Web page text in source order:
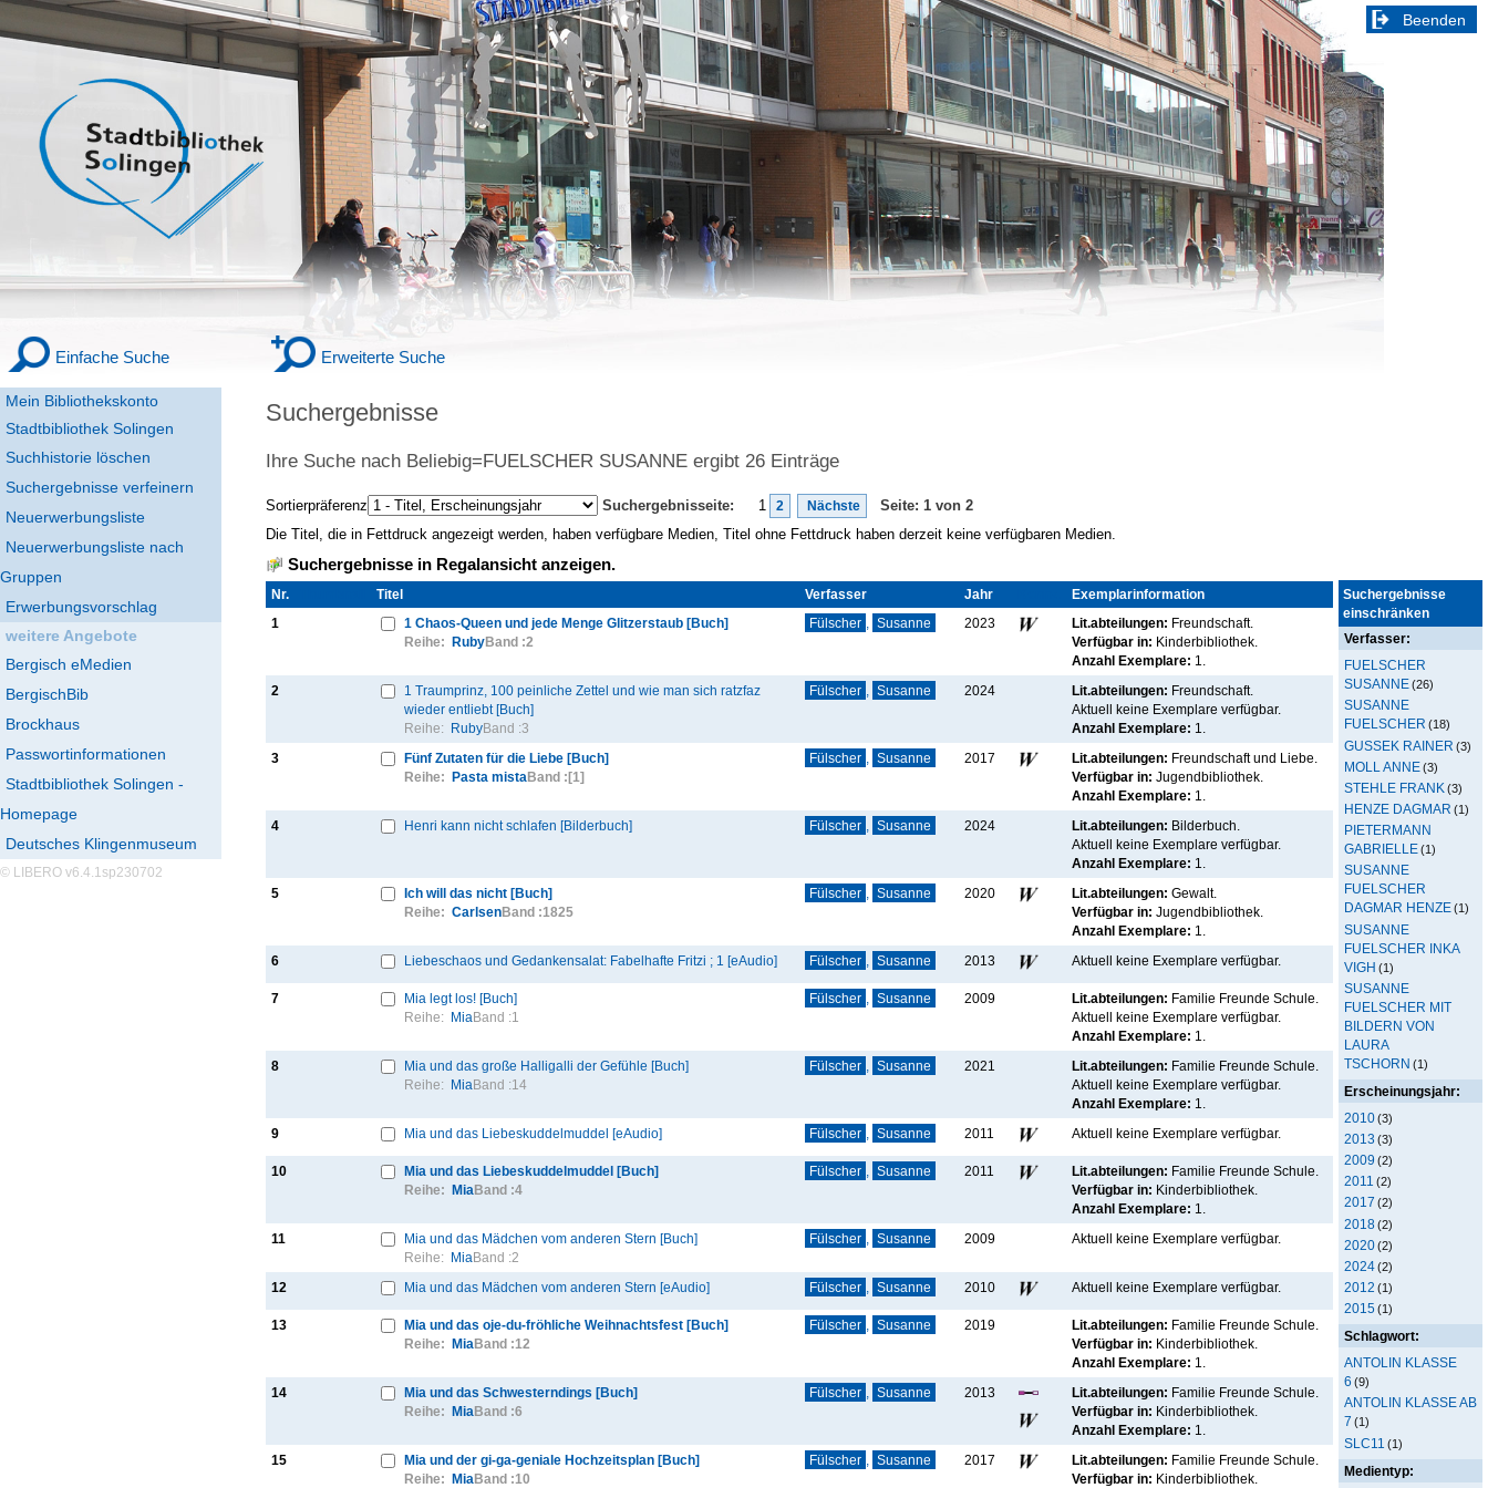
Mein Bibliothekskonto
Stadtbibliothek Solingen
Einfache Suche Erweiterte Suche
Suchhistorie löschen
Suchergebnisse verfeinern
Beenden
Neuerwerbungsliste
Neuerwerbungsliste nach
Gruppen
Erwerbungsvorschlag
weitere Angebote
Bergisch eMedien
BergischBib
Brockhaus
Passwortinformationen
Stadtbibliothek Solingen -
Homepage
Deutsches Klingenmuseum
© LIBERO v6.4.1sp230702
Suchergebnisse
Ihre Suche nach Beliebig=FUELSCHER SUSANNE ergibt 26 Einträge
Sortierpräferenz Suchergebnisseite: 1 2 Nächste
Seite: 1 von 2
Die Titel, die in Fettdruck angezeigt werden, haben verfügbare Medien, Titel ohne Fettdruck haben derzeit keine verfügbaren Medien.
Suchergebnisse
einschränken
Verfasser:
FUELSCHER
SUSANNE(26)
SUSANNE
FUELSCHER (18)
GUSSEK RAINER (3)
MOLL ANNE(3)
STEHLE FRANK (3)
HENZE DAGMAR (1)
PIETERMANN
GABRIELLE(1)
SUSANNE
FUELSCHER
DAGMAR HENZE(1)
SUSANNE
FUELSCHER INKA
VIGH (1)
SUSANNE
FUELSCHER MIT
BILDERN VON
LAURA
TSCHORN (1)
Erscheinungsjahr:
2010(3)
2013 (3)
2009 (2)
2011 (2)
2017 (2)
2018(2)
2020(2)
2024(2)
2012 (1)
2015(1)
Schlagwort:
ANTOLIN KLASSE
6 (9)
ANTOLIN KLASSE AB
7 (1)
SLC11 (1)
Medientyp:
Suchergebnisse in Regalansicht anzeigen.
Nr. Titel Verfasser Jahr
Exemplarinformation
1
1 Chaos-Queen und jede Menge Glitzerstaub [Buch]
Reihe:
RubyBand :2
Fülscher Susanne 2023 Lit.abteilungen: Freundschaft.
Verfügbar in: Kinderbibliothek
Anzahl Exemplare: 1.
2
1 Traumprinz, 100 peinliche Zettel und wie man sich ratzfaz
wieder entliebt [Buch]
Reihe:
RubyBand :3
Fülscher Susanne 2024 Lit.abteilungen: Freundschaft.
Aktuell keine Exemplare verfügbar.
Anzahl Exemplare: 1.
3
Fünf Zutaten für die Liebe [Buch]
Reihe:
Pasta mista Band : [1]
Fülscher Susanne 2017 Lit.abteilungen: Freundschaft und Liebe.
Verfügbar in: Jugendbibliothek
Anzahl Exemplare: 1.
4 Henri kann nicht schlafen [Bilderbuch] Fülscher Susanne 2024 Lit.abteilungen: Bilderbuch.
Aktuell keine Exemplare verfügbar.
Anzahl Exemplare: 1.
5
Ich will das nicht [Buch]
Reihe: CarlsenBand :1825
Fülscher Susanne 2020 Lit.abteilungen: Gewalt.
Verfügbar in: Jugendbibliothek
Anzahl Exemplare: 1.
6 Liebeschaos und Gedankensalat: Fabelhafte Fritzi ; 1 [eAudio] Fülscher Susanne 2013 Aktuell keine Exemplare verfügbar.
7
Mia legt los! [Buch]
Reihe:
Mia Band :1
Fülscher Susanne 2009 Lit.abteilungen: Familie Freunde Schule.
Aktuell keine Exemplare verfügbar.
Anzahl Exemplare: 1.
8
Mia und das große Halligalli der Gefühle [Buch]
Reihe:
Mia Band :14
Fülscher Susanne 2021 Lit.abteilungen: Familie Freunde Schule.
Aktuell keine Exemplare verfügbar.
Anzahl Exemplare: 1.
9 Mia und das Liebeskuddelmuddel [eAudio] Fülscher Susanne 2011 Aktuell keine Exemplare verfügbar.
10
Mia und das Liebeskuddelmuddel [Buch]
Reihe:
Mia Band :4
Fülscher Susanne 2011 Lit.abteilungen: Familie Freunde Schule.
Verfügbar in: Kinderbibliothek
Anzahl Exemplare: 1.
11
Mia und das Mädchen vom anderen Stern [Buch]
Reihe:
Mia Band :2
Fülscher Susanne 2009 Aktuell keine Exemplare verfügbar.
12 Mia und das Mädchen vom anderen Stern [eAudio] Fülscher Susanne 2010 Aktuell keine Exemplare verfügbar.
13
Mia und das oje-du-fröhliche Weihnachtsfest [Buch]
Reihe:
Mia Band :12
Fülscher Susanne 2019 Lit.abteilungen: Familie Freunde Schule.
Verfügbar in: Kinderbibliothek
Anzahl Exemplare: 1.
14
Mia und das Schwesterndings [Buch]
Reihe:
Mia Band :6
Fülscher Susanne 2013 Lit.abteilungen: Familie Freunde Schule.
Verfügbar in: Kinderbibliothek
Anzahl Exemplare: 1.
15
Mia und der gi-ga-geniale Hochzeitsplan [Buch]
Reihe:
Mia Band :10
Fülscher Susanne 2017 Lit.abteilungen: Familie Freunde Schule.
Verfügbar in: Kinderbibliothek